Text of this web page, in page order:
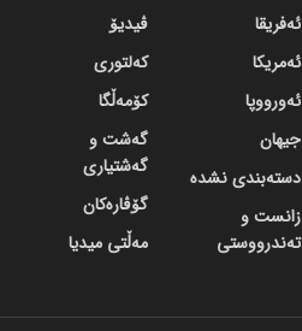
ئەفریقا
ئەمریکا
ئەورووپا
جیهان
دسته‌بندی نشده
زانست و
تەندرووستی
ڤیدیۆ
کەلتوری
کۆمەڵگا
گه‌شت و
گه‌شتیاری
گۆڤاره‌کان
مەڵتی میدیا